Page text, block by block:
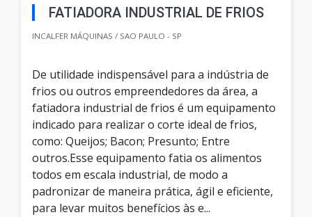
FATIADORA INDUSTRIAL DE FRIOS
INCALFER MÁQUINAS / SAO PAULO - SP
De utilidade indispensável para a indústria de
frios ou outros empreendedores da área, a
fatiadora industrial de frios é um equipamento
indicado para realizar o corte ideal de frios,
como: Queijos; Bacon; Presunto; Entre
outros.Esse equipamento fatia os alimentos
todos em escala industrial, de modo a
padronizar de maneira prática, ágil e eficiente,
para levar muitos benefícios às e...